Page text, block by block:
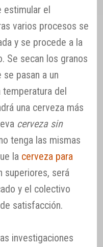
estimular el
varios procesos se
y se procede a la
Se secan los granos
pasan a un
del
una cerveza más
cerveza sin
tenga las mismas
la cerveza para
superiores, será
y el colectivo
satisfacción.
investigaciones